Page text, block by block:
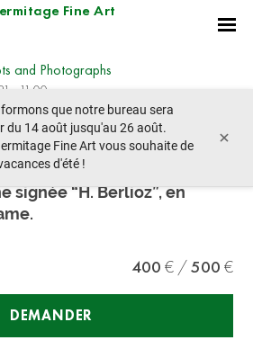
Fine Art
que notre bureau sera
du 14 août jusqu'au 26 août.
Fine Art vous souhaite de
d'été !
×
and Photographs
- 11:00
lot suivant
(1803-1869)
signée “H. Berlioz”, en
400 500
DEMANDER